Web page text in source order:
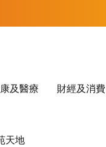
及醫療 財經及消費
天地